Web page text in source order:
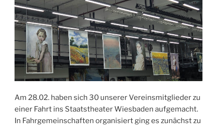
Am 28.02. haben sich 30 unserer Vereinsmitglieder zu
einer Fahrt ins Staatstheater Wiesbaden aufgemacht.
In Fahrgemeinschaften organisiert ging es zunächst zu